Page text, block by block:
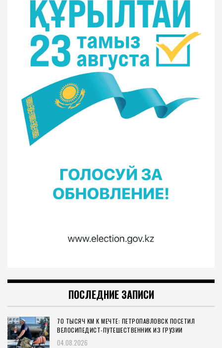
ПОСЛЕДНИЕ ЗАПИСИ
70 ТЫСЯЧ КМ К МЕЧТЕ: ПЕТРОПАВЛОВСК ПОСЕТИЛ
ВЕЛОСИПЕДИСТ-ПУТЕШЕСТВЕННИК ИЗ ГРУЗИИ
04.08.2026